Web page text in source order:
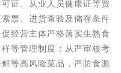
证、从业人员健康证等资
票、进货查验及储存条件
经营主体严格落实生熟食
等管理制度；从严审核考
等高风险菜品，严防食源